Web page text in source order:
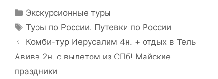
Экскурсионные туры
Туры по России. Путевки по России
Комби-тур Иерусалим 4н. + отдых в Тель
Авиве 2н. с вылетом из СПб! Майские
праздники